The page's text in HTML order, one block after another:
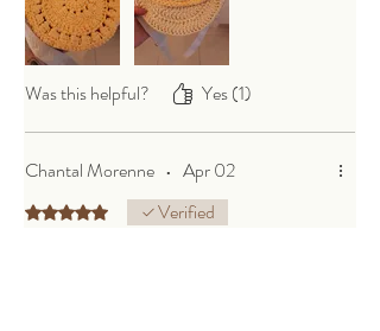
Was this helpful? Yes (1)
Chantal Morenne • Apr 02
Rated 5 out of 5 stars.
Verified